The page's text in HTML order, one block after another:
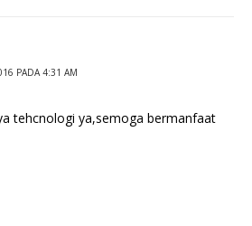
PADA 4:31 AM
tehcnologi ya,semoga bermanfaat